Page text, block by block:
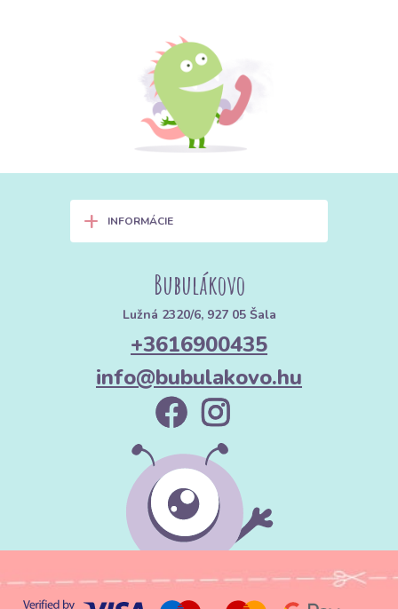
+ INFORMÁCIE
Bubulákovo
Lužná 2320/6, 927 05 Šala
+3616900435
info@bubulakovo.hu